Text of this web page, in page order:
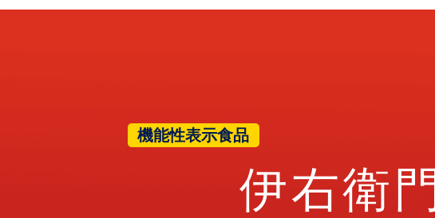
機能性表示食品
伊右衛門